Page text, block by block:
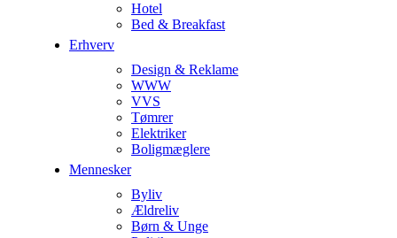
Hotel
Bed & Breakfast
Erhverv
Design & Reklame
WWW
VVS
Tømrer
Elektriker
Boligmæglere
Mennesker
Byliv
Ældreliv
Børn & Unge